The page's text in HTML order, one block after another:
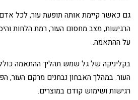
גם כאשר קיימת אותה תופעת עור, לכל
הרגישות, מצב מחסום העור, רמת הלחות
על ההתאמה.
בקליניקה של גל שמש תהליך ההתאמה
העור. במהלך האבחון נבחנים מרקם העור,
רגישות ושימוש קודם במוצרים.